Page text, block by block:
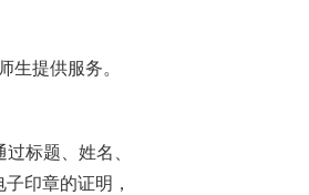
生提供服务。
标题、姓名、
印章的证明，